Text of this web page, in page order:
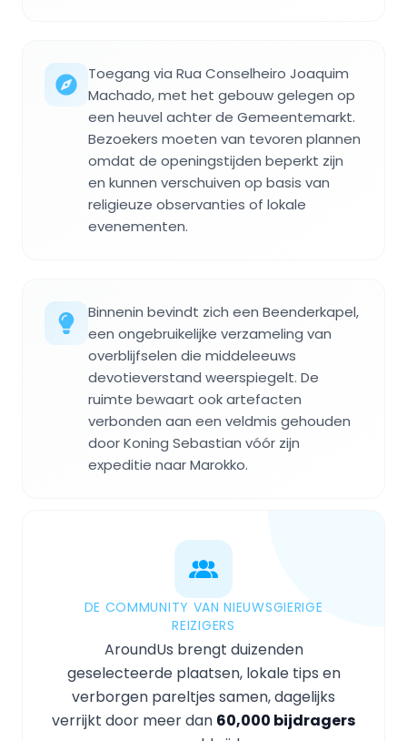
Toegang via Rua Conselheiro Joaquim
Machado, met het gebouw gelegen op
een heuvel achter de Gemeentemarkt.
Bezoekers moeten van tevoren plannen
omdat de openingstijden beperkt zijn
en kunnen verschuiven op basis van
religieuze observanties of lokale
evenementen.
Binnenin bevindt zich een Beenderkapel,
een ongebruikelijke verzameling van
overblijfselen die middeleeuws
devotieverstand weerspiegelt. De
ruimte bewaart ook artefacten
verbonden aan een veldmis gehouden
door Koning Sebastian vóór zijn
expeditie naar Marokko.
DE COMMUNITY VAN NIEUWSGIERIGE
REIZIGERS
AroundUs brengt duizenden
geselecteerde plaatsen, lokale tips en
verborgen pareltjes samen, dagelijks
verrijkt door meer dan 60,000 bijdragers